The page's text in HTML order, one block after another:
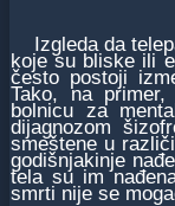
Izgleda da
koje su bliske ili
često postoji
Tako, na
bolnicu za
dijagnozom
smeštene u
godišnjakinje
tela su im
smrti nije se